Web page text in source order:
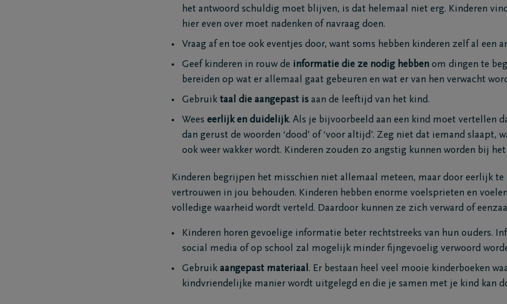
het antwoord schuldig moet blijven, is dat helemaal niet erg. Kinderen
hier even over moet nadenken of navraag doen.
Vraag af en toe ook eventjes door, want soms hebben kinderen zelf al een
Geef kinderen in rouw de informatie die ze nodig hebben om dingen te
bereiden op wat er allemaal gaat gebeuren en wat er van hen verwacht
Gebruik taal die aangepast is aan de leeftijd van het kind.
Wees eerlijk en duidelijk. Als je bijvoorbeeld aan een kind moet vertellen
dan gerust de woorden ‘dood’ of ‘voor altijd’. Zeg niet dat iemand slaapt,
ook weer wakker wordt. Kinderen zouden zo angstig kunnen worden bij het
Kinderen begrijpen het misschien niet allemaal meteen, maar door eerlijk
vertrouwen in jou behouden. Kinderen hebben enorme voelsprieten en
volledige waarheid wordt verteld. Daardoor kunnen ze zich verward of
Kinderen horen gevoelige informatie beter rechtstreeks van hun ouders.
social media of op school zal mogelijk minder fijngevoelig verwoord
Gebruik aangepast materiaal. Er bestaan heel veel mooie kinderboeken
kindvriendelijke manier wordt uitgelegd en die je samen met je kind kan